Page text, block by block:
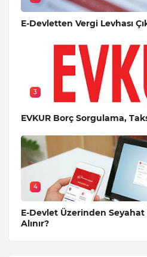
E-Devletten Vergi Levhası
3
EVKUR Borç Sorgulama,
4
E-Devlet Üzerinden Seyahat
Alınır?